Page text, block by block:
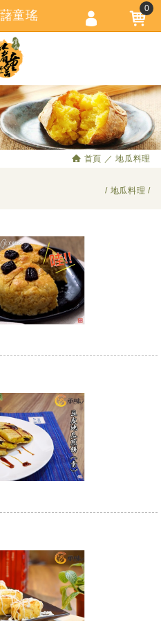
首頁 地瓜料理
地瓜料理
童瑤 0
登入
註冊
密碼
查詢
清單
中文